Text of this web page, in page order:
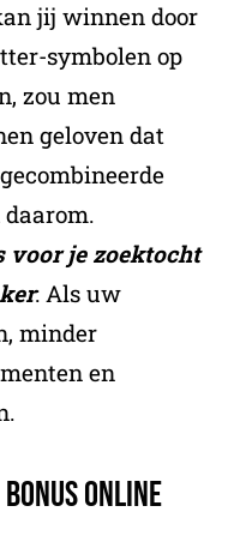
jij winnen door
symbolen op
zou men
geloven dat
voor je zoektocht
: Als uw
minder
en
Online